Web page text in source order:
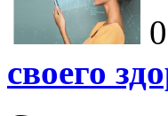
своего